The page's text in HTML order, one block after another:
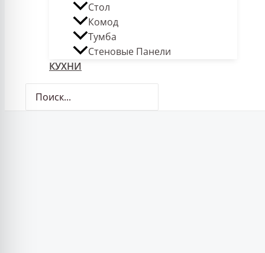
Стол
Комод
Тумба
Стеновые Панели
КУХНИ